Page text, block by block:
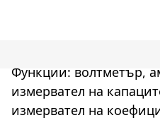
Функции: волтметър,
измервател на
измервател на